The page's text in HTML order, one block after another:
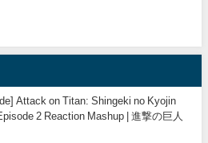
Attack on Titan: Shingeki no Kyojin
2 Reaction Mashup | 進撃の巨人